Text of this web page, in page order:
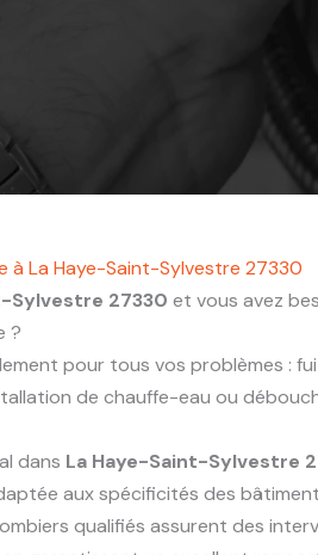
à La Haye-Saint-Sylvestre 27330
Sylvestre 27330 et vous avez
?
pour tous vos problèmes :
de chauffe-eau ou
dans La Haye-Saint-Sylvestre
aux spécificités des
qualifiés assurent des